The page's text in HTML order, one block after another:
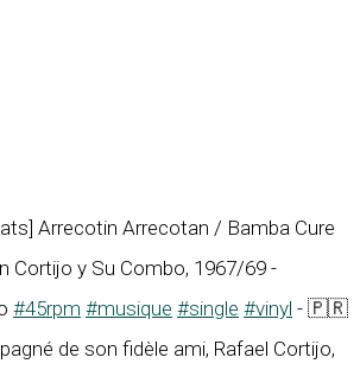
Arrecotin Arrecotan / Bamba Cure
Cortijo y Su Combo, 1967/69 -
#45rpm #musique #single #vinyl - 🇵🇷
de son fidèle ami, Rafael Cortijo,